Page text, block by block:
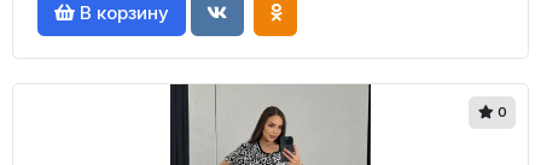
В корзину
0